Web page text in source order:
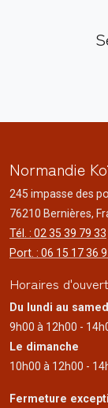
Normandie
245 impasse des
76210 Bernières,
Tél. : 02 35 39 79 33
Port. : 06 15 17 36
Horaires
Du lundi au
9h00 à 12h00 -
Le dimanche
10h00 à 12h00 -
Fermeture